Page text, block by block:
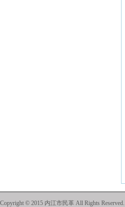
Copyright © 2015 内江市民革 All Rights Reserved.